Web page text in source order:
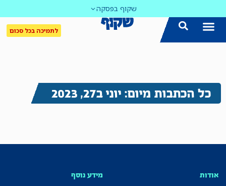
שקוף בפסקה
לתמיכה בכל סכום
כל הכתבות מיום: יוני ב27, 2023
אודות מידע נוסף